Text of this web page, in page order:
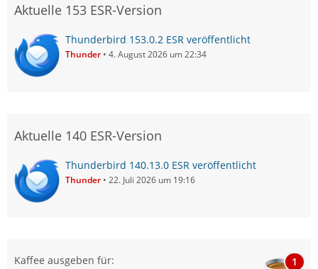
Aktuelle 153 ESR-Version
Thunderbird 153.0.2 ESR veröffentlicht
Thunder 4. August 2026 um 22:34
Aktuelle 140 ESR-Version
Thunderbird 140.13.0 ESR veröffentlicht
Thunder 22. Juli 2026 um 19:16
Kaffee ausgeben für: 1